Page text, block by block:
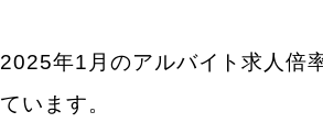
2025年1月のアルバイト求人倍
ています。